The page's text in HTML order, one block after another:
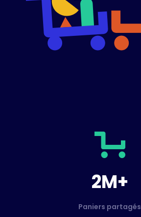
2M+
Paniers partagés